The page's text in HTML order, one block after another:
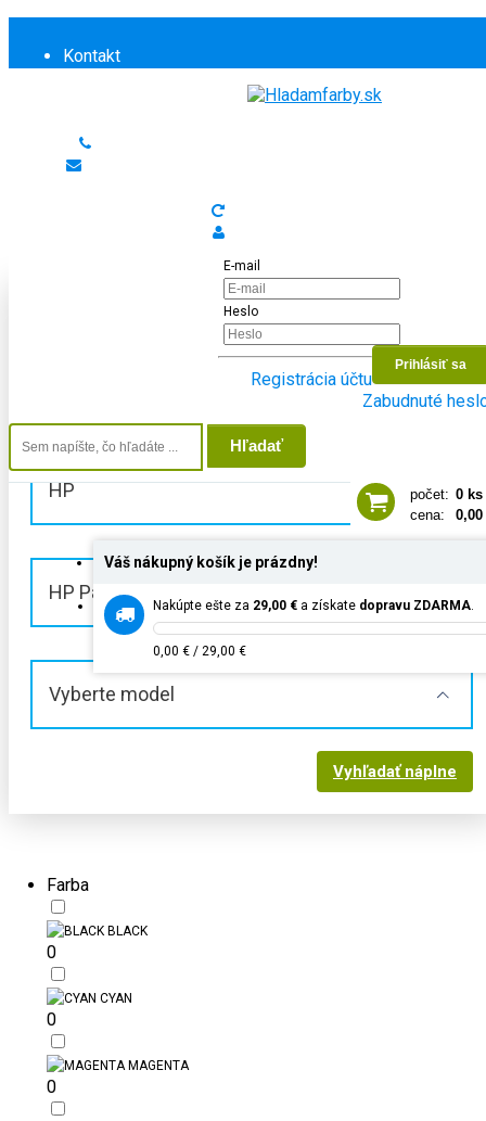
Kontakt
E-mail
Heslo
Registrácia účtu
Zabudnuté
Hľadať
počet: 0 ks
cena:
0,00
Váš nákupný košík je prázdny!
Nakúpte ešte za 29,00 € a získate dopravu ZDARMA.
0,00 € / 29,00 €
Nájdite podľa tlačiarne
HP
HP PageWide
Vyberte model
Vyhľadať náplne
Farba
BLACK
0
CYAN
0
MAGENTA
0